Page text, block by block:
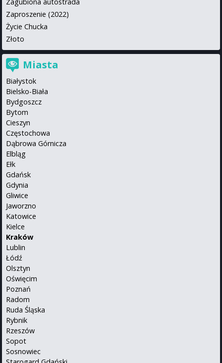
Zaproszenie (2022)
Życie Chucka
Złoto
Miasta
Białystok
Bielsko-Biała
Bydgoszcz
Bytom
Cieszyn
Częstochowa
Dąbrowa Górnicza
Elbląg
Ełk
Gdańsk
Gdynia
Gliwice
Jaworzno
Katowice
Kielce
Kraków
Lublin
Łódź
Olsztyn
Oświęcim
Poznań
Radom
Ruda Śląska
Rybnik
Rzeszów
Sopot
Sosnowiec